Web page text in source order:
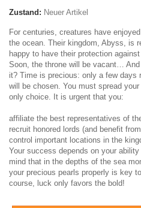
Zustand: Neuer Artikel
For centuries, creatures have
the ocean. Their kingdom, Abyss, is
happy to have their protection
Soon, the throne will be vacant…
it? Time is precious: only a few days
will be chosen. You must spread
only choice. It is urgent that you:
affiliate the best representatives of
recruit honored lords (and benefit
control important locations in the
Your success depends on your
mind that in the depths of the sea
your precious pearls properly is key
course, luck only favors the bold!